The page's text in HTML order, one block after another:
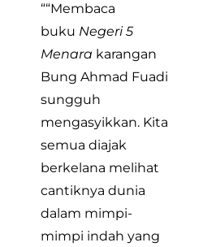
““Membaca
buku Negeri 5
Menara karangan
Bung Ahmad Fuadi
sungguh
mengasyikkan. Kita
semua diajak
berkelana melihat
cantiknya dunia
dalam mimpi-
mimpi indah yang